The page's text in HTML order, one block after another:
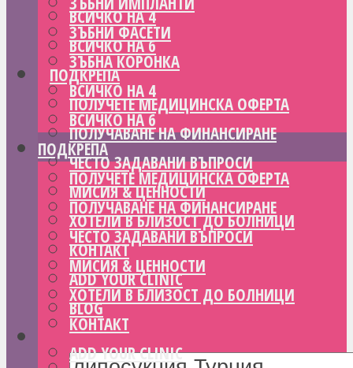
ВСИЧКО НА 4
ВСИЧКО НА 6
ПОДКРЕПА
ПОЛУЧЕТЕ МЕДИЦИНСКА ОФЕРТА
ПОЛУЧАВАНЕ НА ФИНАНСИРАНЕ
ЧЕСТО ЗАДАВАНИ ВЪПРОСИ
МИСИЯ & ЦЕННОСТИ
ХОТЕЛИ В БЛИЗОСТ ДО БОЛНИЦИ
КОНТАКТ
ADD YOUR CLINIC
BLOG
ЗЪБНИ ФАСЕТИ
ЗЪБНА КОРОНКА
ВСИЧКО НА 4
ВСИЧКО НА 6
ПОДКРЕПА
ПОЛУЧЕТЕ МЕДИЦИНСКА ОФЕРТА
ПОЛУЧАВАНЕ НА ФИНАНСИРАНЕ
ЧЕСТО ЗАДАВАНИ ВЪПРОСИ
МИСИЯ & ЦЕННОСТИ
ХОТЕЛИ В БЛИЗОСТ ДО БОЛНИЦИ
КОНТАКТ
ADD YOUR CLINIC